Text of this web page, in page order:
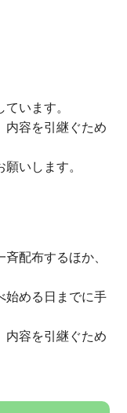
います。
内容を引継ぐため
いします。
配布するほか、
始める日までに手
内容を引継ぐため